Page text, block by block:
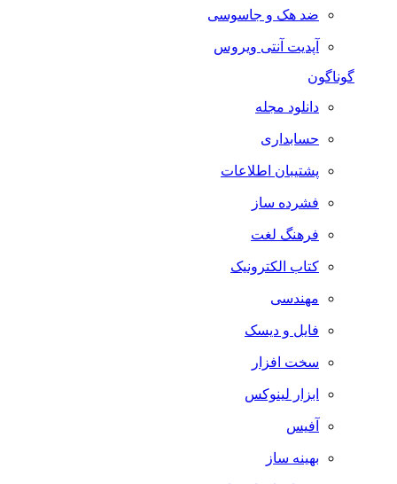
ضد هک و جاسوسی
آپدیت آنتی ویروس
گوناگون
دانلود مجله
حسابداری
پشتیبان اطلاعات
فشرده ساز
فرهنگ لغت
کتاب الکترونیک
مهندسی
فایل و دیسک
سخت افزار
ابزار لینوکس
آفیس
بهینه ساز